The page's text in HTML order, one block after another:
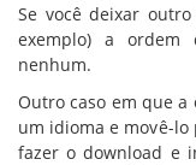
Se você deixar
exemplo) a
nenhum.
Outro caso em que
um idioma e movê-lo
fazer o download e